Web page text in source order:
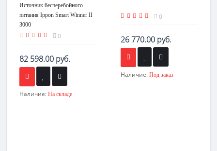
Источник бесперебойного
питания Ippon Smart Winner II
3000
0
82 598.00 руб.
Наличие: На складе
0
26 770.00 руб.
Наличие: Под заказ